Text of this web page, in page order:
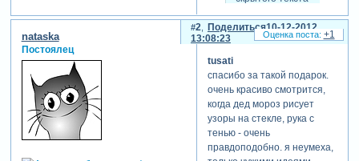
-
Зарегистрируйтесь,
чтобы увидеть
зарегистрируйтесь.
отредактировано tusati (09-
12-2012 19:14:21)
Поделиться
2
10-12-2012
13:08:23
nataska
Постоялец
tusati
спасибо за такой подарок.
очень красиво смотрится,
когда дед мороз рисует
узоры на стекле, рука с
тенью - очень
правдоподобно. я неумеха,
+1